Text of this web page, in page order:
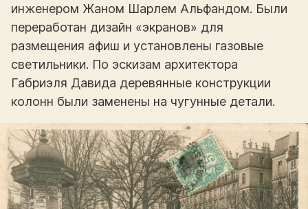
инженером Жаном Шарлем Альфандом. Были
переработан дизайн «экранов» для
размещения афиш и установлены газовые
светильники. По эскизам архитектора
Габриэля Давида деревянные конструкции
колонн были заменены на чугунные детали.